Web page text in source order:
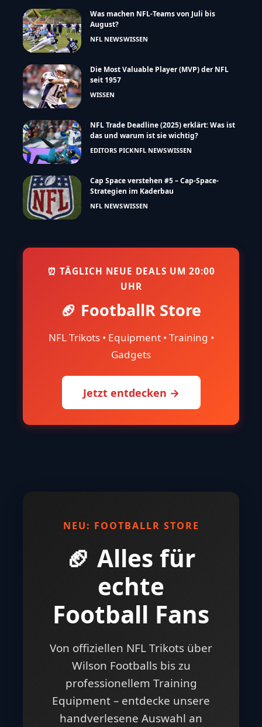
Was machen NFL-Teams von Juli bis
August?
NFL NEWSWISSEN
Die Most Valuable Player (MVP) der NFL
seit 1957
WISSEN
NFL Trade Deadline (2025) erklärt: Was ist
das und warum ist sie wichtig?
EDITORS PICKNFL NEWSWISSEN
Cap Space verstehen #5 – Cap-Space-
Strategien im Kaderbau
NFL NEWSWISSEN
⏰ TÄGLICH NEUE DEALS UM 20:00
UHR
🏈 FootballR Store
NFL Trikots • Equipment • Training •
Gadgets
Jetzt entdecken →
NEU: FOOTBALLR STORE
🏈 Alles für
echte
Football Fans
Von offiziellen NFL Trikots über
Wilson Footballs bis zu
professionellem Training
Equipment – entdecke unsere
handverlesene Auswahl an